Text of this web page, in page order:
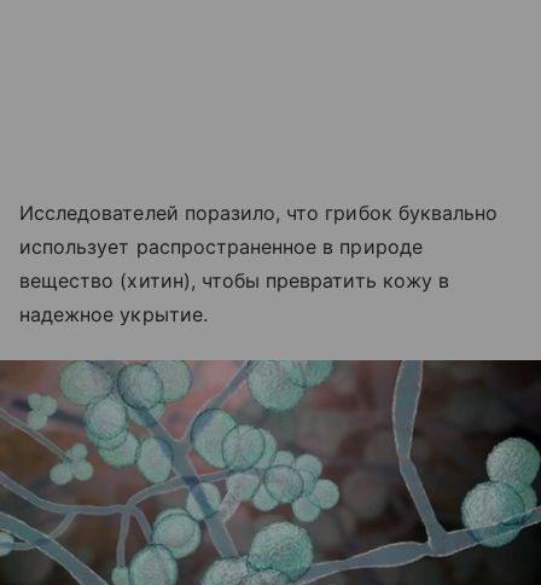
Исследователей поразило, что грибок буквально
использует распространенное в природе
вещество (хитин), чтобы превратить кожу в
надежное укрытие.